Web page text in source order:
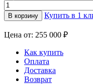
В корзину Купить в 1
Цена от: 255 000 ₽
Как купить
Оплата
Доставка
Возврат